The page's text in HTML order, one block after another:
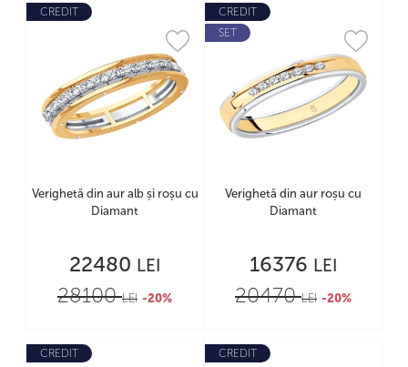
CREDIT
Verighetă din aur alb și roșu cu
Diamant
22480 LEI
28100LEI -20%
CREDIT
SET
Verighetă din aur roșu cu
Diamant
16376 LEI
20470LEI -20%
CREDIT CREDIT